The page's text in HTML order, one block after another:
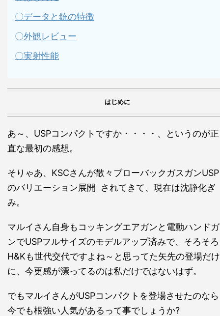
〇データと銃の特徴
〇外観レビュー
〇実射性能
はじめに
あ～、USPコンパクトですか・・・・、というのが正
直な最初の感想。
そりゃあ、KSCさんが散々ブローバックガスガンUSP
のバリエーション展開 されてきて、現在は沈静化ぎ
み。
マルイさん自身もコッキングエアガンと電動ハンドガ
ンでUSPフルサイズのモデルアップ済みで、そろそろ
H&Kも世代交代ですよね～と思ってた矢先の登場だけ
に、今更感が漂ってるのは私だけではないはず。
でもマルイさんがUSPコンパクトを登場させたのなら
今でも根強い人気があるって事でしょうか?